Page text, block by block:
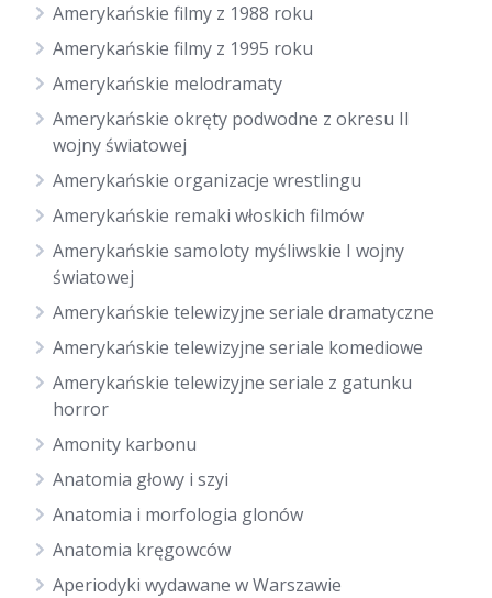
Amerykańskie filmy z 1988 roku
Amerykańskie filmy z 1995 roku
Amerykańskie melodramaty
Amerykańskie okręty podwodne z okresu II
wojny światowej
Amerykańskie organizacje wrestlingu
Amerykańskie remaki włoskich filmów
Amerykańskie samoloty myśliwskie I wojny
światowej
Amerykańskie telewizyjne seriale dramatyczne
Amerykańskie telewizyjne seriale komediowe
Amerykańskie telewizyjne seriale z gatunku
horror
Amonity karbonu
Anatomia głowy i szyi
Anatomia i morfologia glonów
Anatomia kręgowców
Aperiodyki wydawane w Warszawie